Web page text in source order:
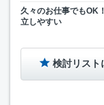
久々のお仕事でもOK
立しやすい
検討リスト